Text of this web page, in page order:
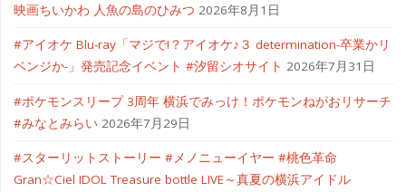
FMV
20
冬
モ
映画ちいかわ 人魚の島のひみつ 2026年8月1日
#アイオケ Blu-ray「マジで!？アイオケ♪３ determination-卒業かリ
ベンジか-」発売記念イベント #汐留シオサイト 2026年7月31日
#ポケモンスリープ 3周年 横浜でみっけ！ポケモンねがおリサーチ
#みなとみらい 2026年7月29日
#スターリットストーリー #メノニューイヤー #桃色革命
Gran☆Ciel IDOL Treasure bottle LIVE～真夏の横浜アイドル